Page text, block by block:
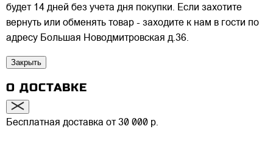
будет 14 дней без учета дня покупки. Если захотите
вернуть или обменять товар - заходите к нам в гости по
адресу Большая Новодмитровская д.36.
Закрыть
О ДОСТАВКЕ
Бесплатная доставка от 30 000 р.